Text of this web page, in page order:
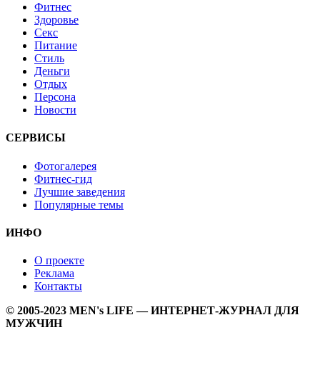
Фитнес
Здоровье
Секс
Питание
Стиль
Деньги
Отдых
Персона
Новости
СЕРВИСЫ
Фотогалерея
Фитнес-гид
Лучшие заведения
Популярные темы
ИНФО
О проекте
Реклама
Контакты
© 2005-2023 MEN's LIFE — ИНТЕРНЕТ-ЖУРНАЛ ДЛЯ
МУЖЧИН